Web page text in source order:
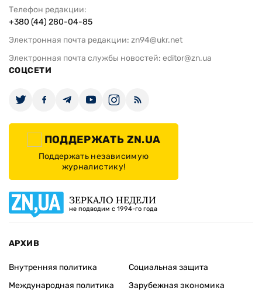
Телефон редакции:
+380 (44) 280-04-85
Электронная почта редакции: zn94@ukr.net
Электронная почта службы новостей: editor@zn.ua
СОЦСЕТИ
ПОДДЕРЖАТЬ ZN.UA
Поддержать независимую
журналистику!
ЗЕРКАЛО НЕДЕЛИ
не подводим с 1994-го года
АРХИВ
Внутренняя политика
Международная политика
Социальная защита
Зарубежная экономика